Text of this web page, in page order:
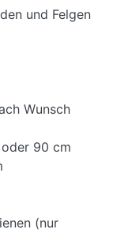
und Felgen
Wunsch
90 cm
(nur